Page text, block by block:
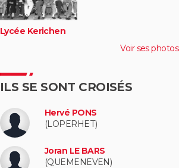
Lycée Kerichen
Voir ses photos
ILS SE SONT CROISÉS
Hervé PONS
(LOPERHET)
Joran LE BARS
(QUEMENEVEN)